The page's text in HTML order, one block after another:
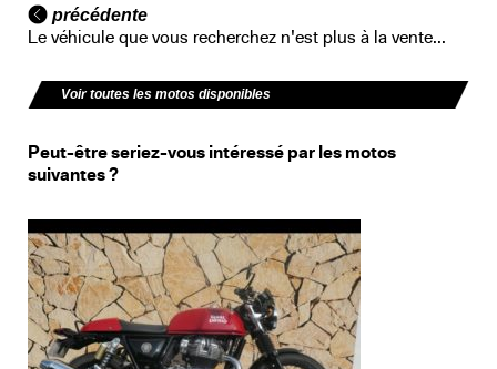
précédente
Le véhicule que vous recherchez n'est plus à la vente...
Voir toutes les motos disponibles
Peut-être seriez-vous intéressé par les motos
suivantes ?